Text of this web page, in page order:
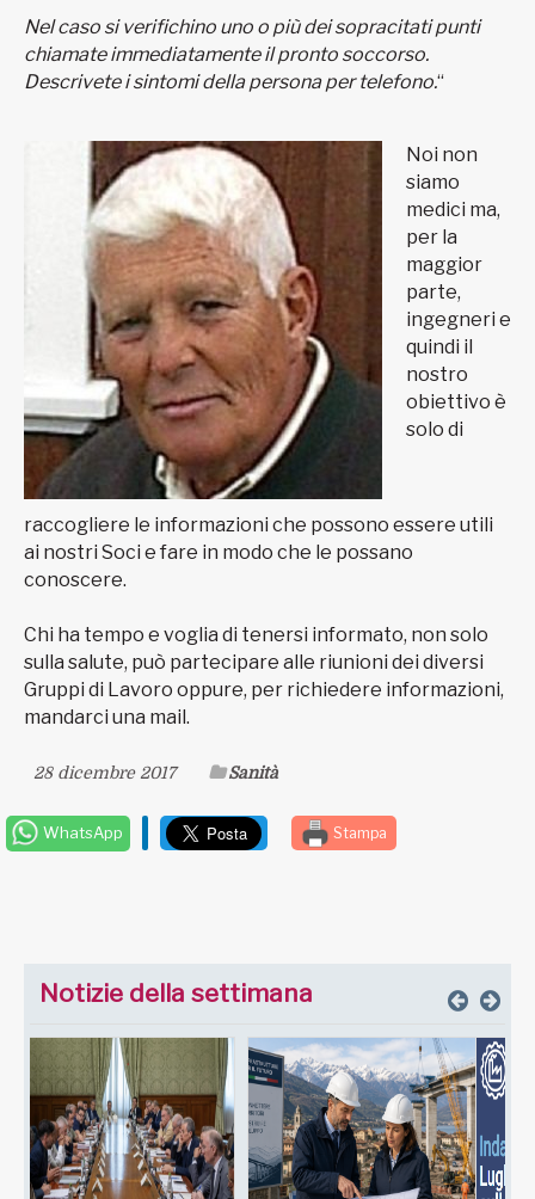
Nel caso si verifichino uno o più dei sopracitati punti
chiamate immediatamente il pronto soccorso.
Descrivete i sintomi della persona per telefono.“
Noi non
siamo
medici ma,
per la
maggior
parte,
ingegneri e
quindi il
nostro
obiettivo è
solo di
raccogliere le informazioni che possono essere utili
ai nostri Soci e fare in modo che le possano
conoscere.
Chi ha tempo e voglia di tenersi informato, non solo
sulla salute, può partecipare alle riunioni dei diversi
Gruppi di Lavoro oppure, per richiedere informazioni,
mandarci una mail.
28 dicembre 2017 Sanità
WhatsApp Stampa
Notizie della settimana